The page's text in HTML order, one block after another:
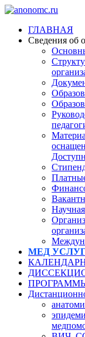
ГЛАВНАЯ
Сведения об
МЕД